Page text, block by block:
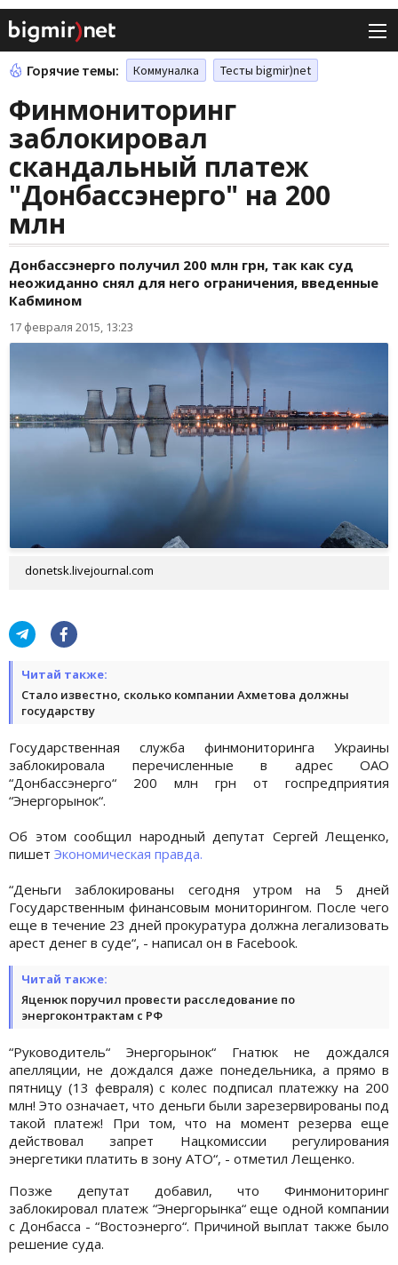
Горячие темы: Коммуналка Тесты bigmir)net
Финмониторинг
заблокировал
скандальный платеж
"Донбассэнерго" на 200
млн
Донбассэнерго получил 200 млн грн, так как суд
неожиданно снял для него ограничения, введенные
Кабмином
17 февраля 2015, 13:23
donetsk.livejournal.com
Читай также:
Стало известно, сколько компании Ахметова должны
государству
Государственная служба финмониторинга Украины
заблокировала перечисленные в адрес ОАО
“Донбассэнерго“ 200 млн грн от госпредприятия
“Энергорынок“.
Об этом сообщил народный депутат Сергей Лещенко,
пишет Экономическая правда.
“Деньги заблокированы сегодня утром на 5 дней
Государственным финансовым мониторингом. После чего
еще в течение 23 дней прокуратура должна легализовать
арест денег в суде“, - написал он в Facebook.
Читай также:
Яценюк поручил провести расследование по
энергоконтрактам с РФ
“Руководитель“ Энергорынок“ Гнатюк не дождался
апелляции, не дождался даже понедельника, а прямо в
пятницу (13 февраля) с колес подписал платежку на 200
млн! Это означает, что деньги были зарезервированы под
такой платеж! При том, что на момент резерва еще
действовал запрет Нацкомиссии регулирования
энергетики платить в зону АТО“, - отметил Лещенко.
Позже депутат добавил, что Финмониторинг
заблокировал платеж “Энергорынка“ еще одной компании
с Донбасса - “Востоэнерго“. Причиной выплат также было
решение суда.